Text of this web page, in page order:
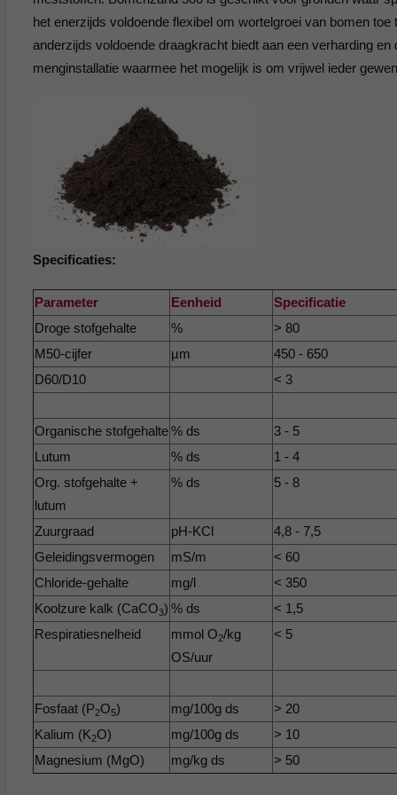
het enerzijds voldoende flexibel om wortelgroei van bomen
anderzijds voldoende draagkracht biedt aan een verharding
menginstallatie waarmee het mogelijk is om vrijwel ieder
Specificaties:
Parameter Eenheid
Specificatie
Droge stofgehalte
%
> 80
M50-cijfer
µm
450 - 650
D60/D10
< 3
Organische stofgehalte% ds
3 - 5
Lutum
% ds
1 - 4
Org. stofgehalte +
lutum
% ds 5 - 8
Zuurgraad pH-KCl
4,8 - 7,5
Geleidingsvermogen
mS/m
< 60
Chloride-gehalte
mg/l
< 350
Koolzure kalk (CaCO3) % ds
< 1,5
Respiratiesnelheid
mmol O2/kg
OS/uur
< 5
Fosfaat (P2O5) mg/100g ds
> 20
Kalium (K2O) mg/100g ds
> 10
Magnesium (MgO)
mg/kg ds > 50